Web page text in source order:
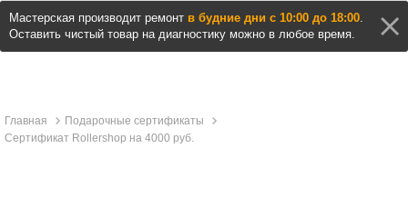
Мастерская производит ремонт в будние дни с 10:00 до 18:00.
Оставить чистый товар на диагностику можно в любое время.
Главная
Подарочные сертификаты
Сертификат Rollershop на 4000 руб.